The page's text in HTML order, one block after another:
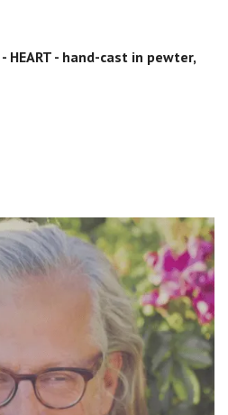
- hand-cast in pewter,